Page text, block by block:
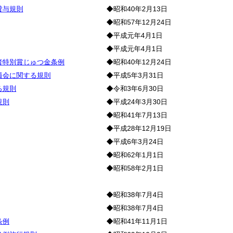
規則
◆昭和40年2月13日
◆昭和57年12月24日
◆平成元年4月1日
◆平成元年4月1日
別賞じゅつ金条例
◆昭和40年12月24日
に関する規則
◆平成5年3月31日
則
◆令和3年6月30日
◆平成24年3月30日
◆昭和41年7月13日
◆平成28年12月19日
◆平成6年3月24日
◆昭和62年1月1日
◆昭和58年2月1日
◆昭和38年7月4日
◆昭和38年7月4日
◆昭和41年11月1日